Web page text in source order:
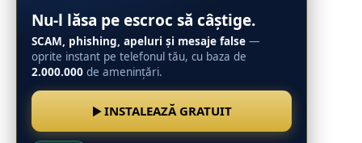
Nu-l lăsa pe escroc să câștige.
SCAM, phishing, apeluri și mesaje false —
oprite instant pe telefonul tău, cu baza de
2.000.000 de amenințări.
INSTALEAZĂ GRATUIT